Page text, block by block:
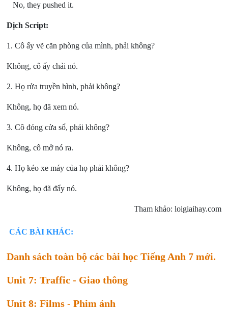
No, they pushed it.
Dịch Script:
1. Cô ấy vẽ căn phòng của mình, phải không?
Không, cô ấy chải nó.
2. Họ rửa truyền hình, phải không?
Không, họ đã xem nó.
3. Cô đóng cửa sổ, phải không?
Không, cô mở nó ra.
4. Họ kéo xe máy của họ phải không?
Không, họ đã đẩy nó.
Tham khảo: loigiaihay.com
CÁC BÀI KHÁC:
Danh sách toàn bộ các bài học Tiếng Anh 7 mới.
Unit 7: Traffic - Giao thông
Unit 8: Films - Phim ảnh